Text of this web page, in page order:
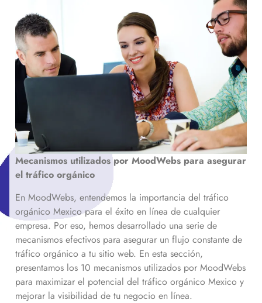
Mecanismos utilizados por MoodWebs para asegurar
el tráfico orgánico
En MoodWebs, entendemos la importancia del tráfico
orgánico Mexicopara el éxito en línea de cualquier
empresa. Por eso, hemos desarrollado una serie de
mecanismos efectivos para asegurar un flujo constante de
tráfico orgánico a tu sitio web. En esta sección,
presentamos los 10 mecanismos utilizados por MoodWebs
para maximizar el potencial del tráfico orgánico Mexico y
mejorar la visibilidad de tu negocio en línea.